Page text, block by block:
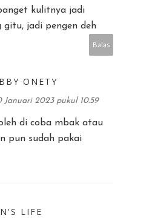
kulitnya jadi
gitu, jadi pengen deh
Balas
ONETY
Januari 2023 pukul 10.59
di coba mbak atau
pun sudah pakai
LIFE